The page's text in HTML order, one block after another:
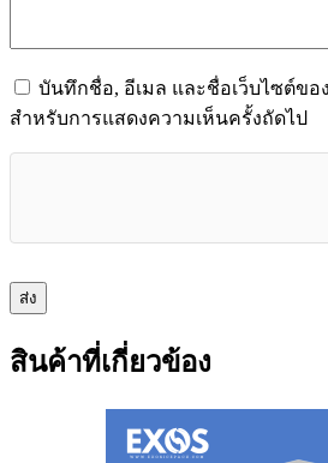
บันทึกชื่อ, อีเมล และชื่อเว็บไซต์ขอ
สำหรับการแสดงความเห็นครั้งถัดไป
ส่ง
สินค้าที่เกี่ยวข้อง